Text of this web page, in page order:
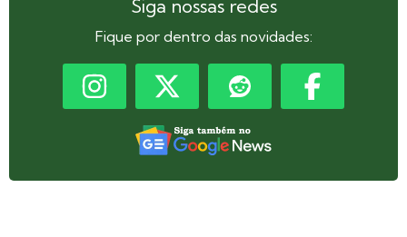
Siga nossas redes
Fique por dentro das novidades: